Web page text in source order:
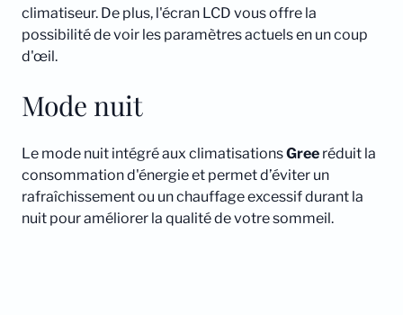
climatiseur. De plus, l'écran LCD vous offre la
possibilité de voir les paramètres actuels en un coup
d'œil.
Mode nuit
Le mode nuit intégré aux climatisationsGree réduit la
consommation d'énergie et permet d’éviter un
rafraîchissement ou un chauffage excessif durant la
nuit pour améliorer la qualité de votre sommeil.